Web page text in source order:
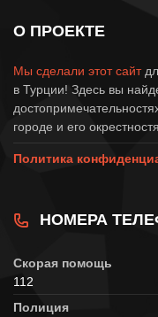
О ПРОЕКТЕ
Мы сделали этот сайт
в Турции! Здесь вы
городе и его
Политика
НОМЕРА
Скорая помощь
112
Полиция